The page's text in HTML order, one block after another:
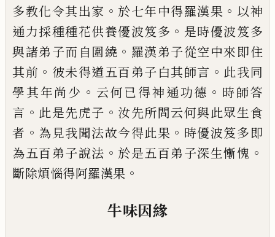
多教化令其出家 。 於七年中得羅漢果 。 以神
通力採種種花供養優波笈多 。 是時優波笈多
與諸弟子而自圍繞 。 羅漢弟子從空中來即住
其前 。 彼未得道五百弟子白其師言 。 此我同
學其年尚少 。 云何已得神通功德 。 時師答
言 。 此是先虎子 。 汝先所問云何與此眾生食
者 。 為見我聞法故今得此果 。 時優波笈多即
為五百弟子說法 。 於是五百弟子深生慚愧 。
斷除煩惱得阿羅漢果 。
牛味因緣